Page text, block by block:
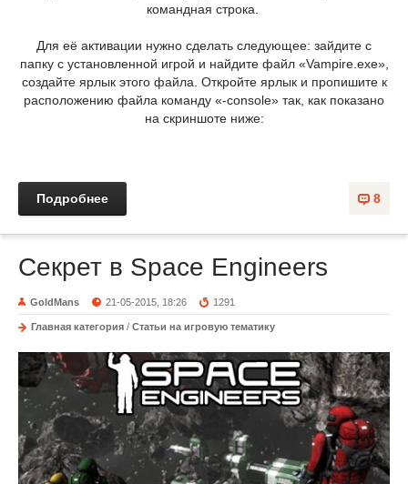
командная строка.
Для её активации нужно сделать следующее: зайдите с
папку с установленной игрой и найдите файл «Vampire.exe»,
создайте ярлык этого файла. Откройте ярлык и пропишите к
расположению файла команду «-console» так, как показано
на скриншоте ниже:
8
Подробнее
Секрет в Space Engineers
GoldMans 21-05-2015, 18:26 1291
Главная категория / Статьи на игровую тематику